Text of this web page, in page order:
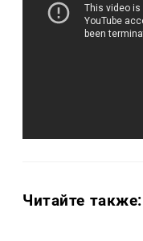
Читайте также: